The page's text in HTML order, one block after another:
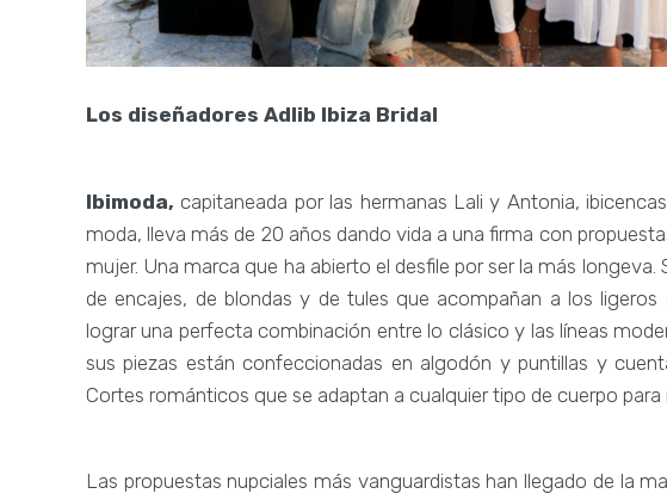
Los diseñadores Adlib Ibiza Bridal
Ibimoda, capitaneada por las hermanas Lali y Antonia,
moda, lleva más de 20 años dando vida a una firma con
mujer. Una marca que ha abierto el desfile por ser la más
de encajes, de blondas y de tules que acompañan a los
lograr una perfecta combinación entre lo clásico y las líneas
sus piezas están confeccionadas en algodón y puntillas y
Cortes románticos que se adaptan a cualquier tipo de cuerpo para
Las propuestas nupciales más vanguardistas han llegado de la